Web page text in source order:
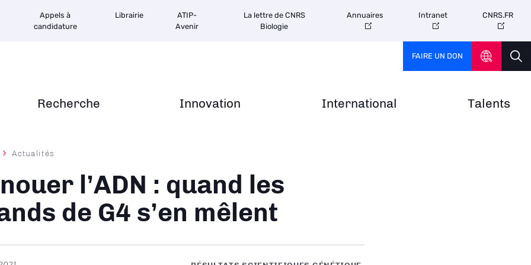
Recherche Innovation International Talents
Appels à
candidature
Librairie
ATIP-
Avenir
La lettre de CNRS
Biologie
Annuaires Intranet CNRS.FR
FAIRE UN DON
Actualités
l’ADN : quand les
de G4 s’en mêlent